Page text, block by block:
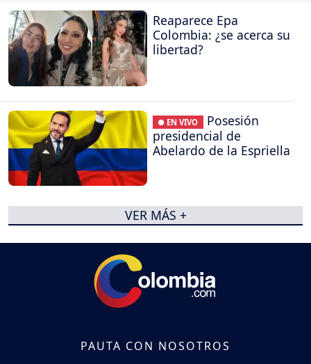
Reaparece Epa
Colombia: ¿se acerca su
libertad?
● EN VIVO
Posesión
presidencial de
Abelardo de la Espriella
VER MÁS +
PAUTA CON NOSOTROS